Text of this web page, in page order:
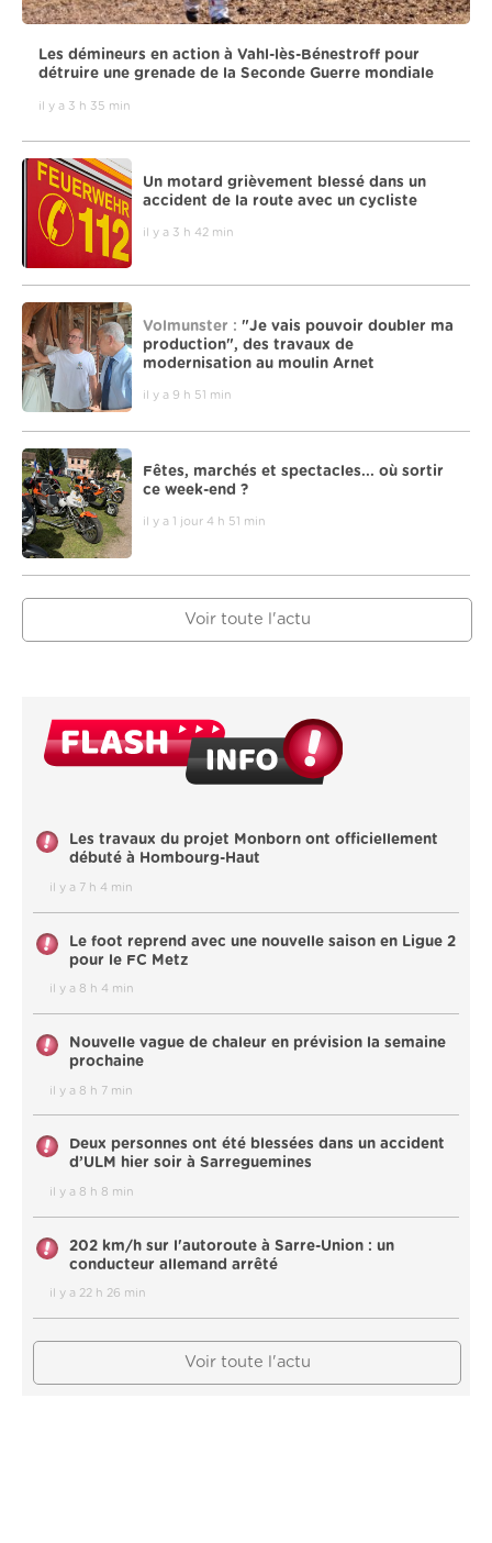
Les démineurs en action à Vahl-lès-Bénestroff pour
détruire une grenade de la Seconde Guerre mondiale
il y a 3 h 35 min
Un motard grièvement blessé dans un
accident de la route avec un cycliste
il y a 3 h 42 min
Volmunster : "Je vais pouvoir doubler ma
production", des travaux de
modernisation au moulin Arnet
il y a 9 h 51 min
Fêtes, marchés et spectacles... où sortir
ce week-end ?
il y a 1 jour 4 h 51 min
Voir toute l'actu
Les travaux du projet Monborn ont officiellement
débuté à Hombourg-Haut
il y a 7 h 4 min
Le foot reprend avec une nouvelle saison en Ligue 2
pour le FC Metz
il y a 8 h 4 min
Nouvelle vague de chaleur en prévision la semaine
prochaine
il y a 8 h 7 min
Deux personnes ont été blessées dans un accident
d’ULM hier soir à Sarreguemines
il y a 8 h 8 min
202 km/h sur l'autoroute à Sarre-Union : un
conducteur allemand arrêté
il y a 22 h 26 min
Voir toute l'actu